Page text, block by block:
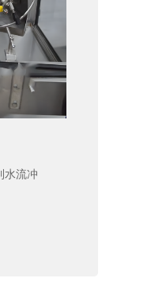
水流冲